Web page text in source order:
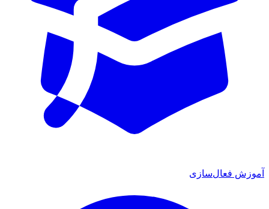
آموزش فعال‌سازی